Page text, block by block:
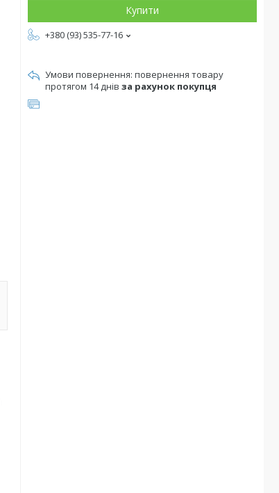
Купити
+380 (93) 535-77-16
повернення товару
протягом 14 днів за рахунок покупця